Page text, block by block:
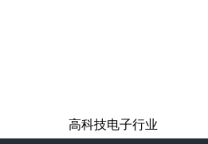
高科技电子行业